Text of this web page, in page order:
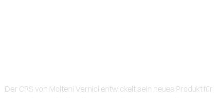
Der CRS von Molteni Vernici entwickelt sein neues Produkt für